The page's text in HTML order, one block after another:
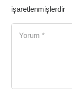
işaretlenmişlerdir